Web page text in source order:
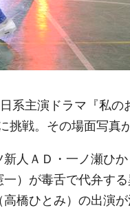
系主演ドラマ『私の
挑戦。その場面写真
人ＡＤ・一ノ瀬ひ
）が毒舌で代弁す
橋ひとみ）の出演